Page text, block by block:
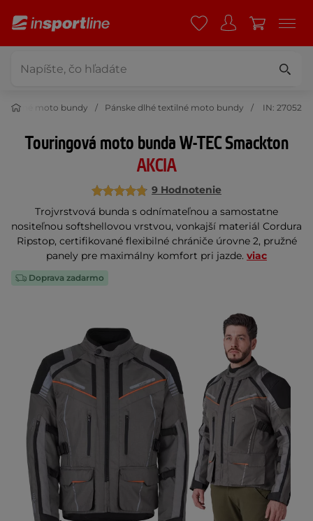
textilné moto bundy Pánske dlhé textilné moto bundy IN: 27052
Touringová moto bunda W-TEC Smackton
AKCIA
9 Hodnotenie
Trojvrstvová bunda s odnímateľnou a samostatne
nositeľnou softshellovou vrstvou, vonkajší materiál Cordura
Ripstop, certifikované flexibilné chrániče úrovne 2, pružné
panely pre maximálny komfort pri jazde. viac
Doprava zadarmo